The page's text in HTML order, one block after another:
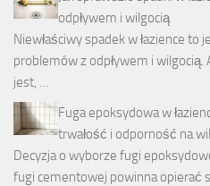
odpływem i wilgocią
Niewłaściwy spadek w łazience to
problemów z odpływem i
jest, …
Fuga epoksydowa w
trwałość i odporność na
Decyzja o wyborze fugi
fugi cementowej powinna opierać